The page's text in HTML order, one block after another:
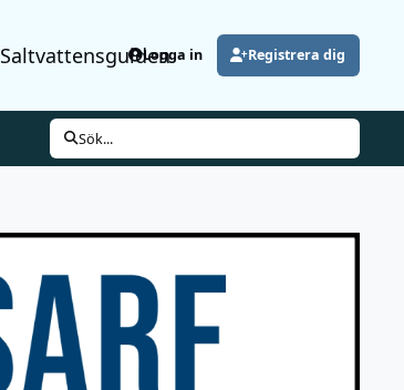
SaltvattensguidenLogga in Registrera dig
Sök...